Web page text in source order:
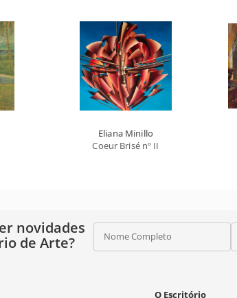
Eliana Minillo
Coeur Brisé nº II
novidades
de Arte?
Nome Completo
O Escritório